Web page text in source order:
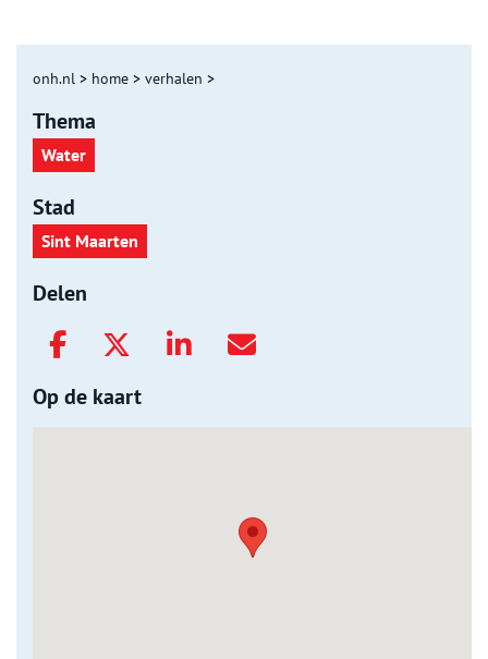
onh.nl > home > verhalen >
Thema
Water
Stad
Sint Maarten
Delen
Op de kaart